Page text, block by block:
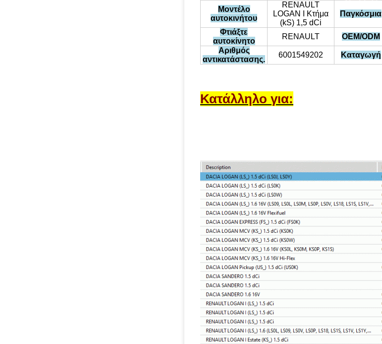
Μοντέλο
αυτοκινήτου
RENAULT
LOGAN Ι Κτήμα
(kS) 1,5 dCi
Παγκόσμια
Φτιάξτε
αυτοκίνητο
RENAULT OEM/ODM
Αριθμός
αντικατάστασης.
6001549202 Καταγωγή
Κατάλληλο για: